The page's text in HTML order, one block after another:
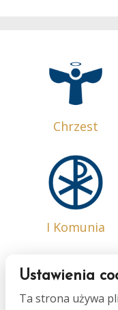
Chrzest
I Komunia
Ustawienia
Ta strona używa